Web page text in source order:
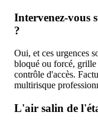
Intervenez-vous
?
Oui, et ces urgences
bloqué ou forcé, grille
contrôle d'accès.
multirisque
L'air salin de